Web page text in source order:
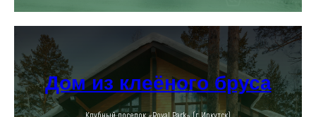
Дом из клеёного бруса